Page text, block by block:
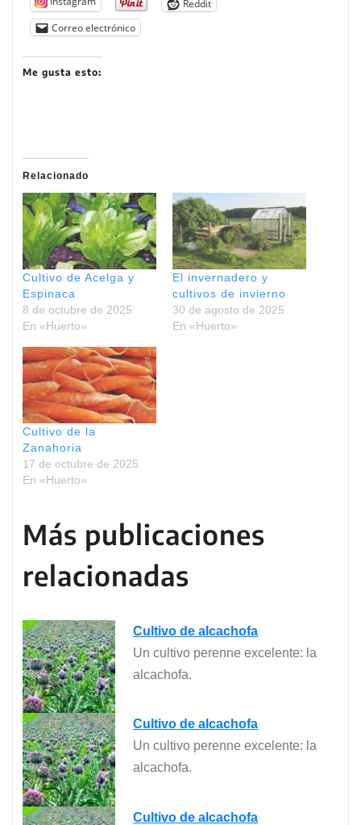
Reddit
Correo electrónico
Me gusta esto:
Relacionado
Cultivo de Acelga y
Espinaca
8 de octubre de 2025
En «Huerto»
El invernadero y
cultivos de invierno
30 de agosto de 2025
En «Huerto»
Cultivo de la
Zanahoria
17 de octubre de 2025
En «Huerto»
Más publicaciones
relacionadas
Cultivo de alcachofa
Un cultivo perenne excelente: la
alcachofa.
Cultivo de alcachofa
Un cultivo perenne excelente: la
alcachofa.
Cultivo de alcachofa